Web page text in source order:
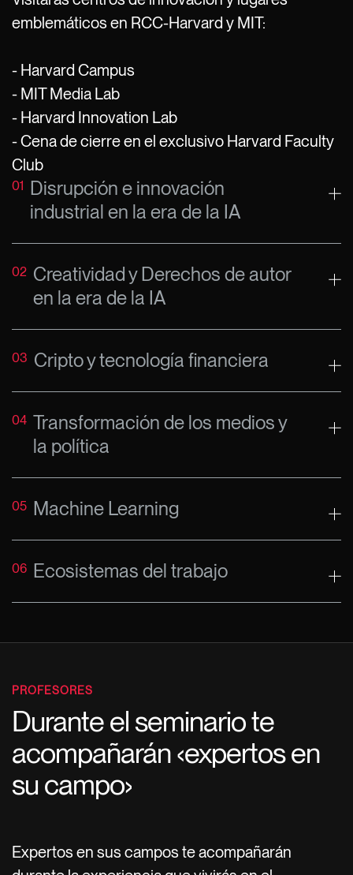
emblemáticos en RCC-Harvard y MIT:
- Harvard Campus
- MIT Media Lab
- Harvard Innovation Lab
- Cena de cierre en el exclusivo Harvard Faculty
Club
01 Disrupción e innovación
industrial en la era de la IA
02 Creatividad y Derechos de autor
en la era de la IA
03 Cripto y tecnología financiera
04 Transformación de los medios y
la política
05 Machine Learning
06 Ecosistemas del trabajo
PROFESORES
Durante el seminario te
acompañarán ‹expertos en
su campo›
Expertos en sus campos te acompañarán